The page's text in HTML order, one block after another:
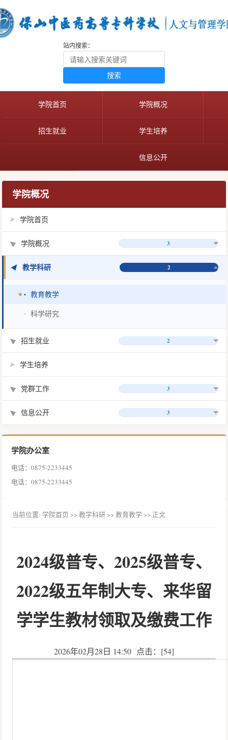
站内搜索：
搜索
学院首页 学院概况
招生就业 学生培养
信息公开
学院概况
▶ 学院首页
▶ 学院概况 3
▶ 教学科研 2
• 教育教学
• 科学研究
▶ 招生就业 2
▶ 学生培养
▶ 党群工作 3
▶ 信息公开 3
学院办公室
电话：0875-2233445
电话：0875-2233445
当前位置:学院首页 >> 教学科研 >>教育教学 >> 正文
2024级普专、2025级普专、
2022级五年制大专、来华留
学学生教材领取及缴费工作
2026年02月28日 14:50 点击：[54]